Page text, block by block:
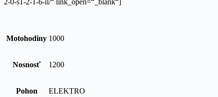
2-0-s1-2-1-6-il/“ link_open=“_blank“]
Motohodiny 1000
Nosnosť 1200
Pohon ELEKTRO